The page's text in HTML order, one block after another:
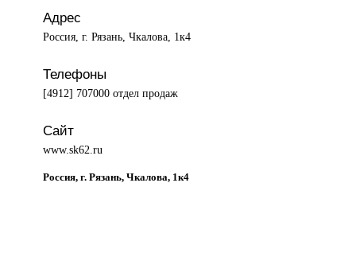
Адрес
Россия, г. Рязань, Чкалова, 1к4
Телефоны
[4912] 707000 отдел продаж
Сайт
www.sk62.ru
Россия, г. Рязань, Чкалова, 1к4